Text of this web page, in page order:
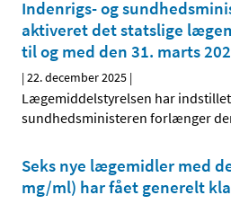
Indenrigs- og
aktiveret det statslige
til og med den 31. marts
|22. december 2025 |
Lægemiddelstyrelsen har
sundhedsministeren forlænger
Seks nye lægemidler med
mg/ml) har fået generelt